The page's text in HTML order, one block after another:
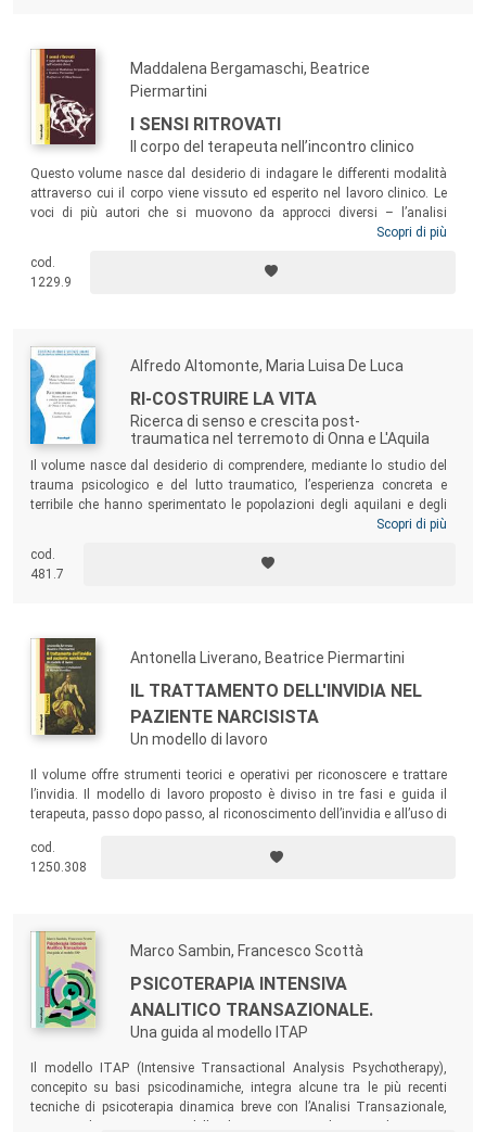
Maddalena Bergamaschi, Beatrice
Piermartini
I SENSI RITROVATI
Il corpo del terapeuta nell’incontro clinico
Questo volume nasce dal desiderio di indagare le differenti modalità
attraverso cui il corpo viene vissuto ed esperito nel lavoro clinico. Le
voci di più autori che si muovono da approcci diversi – l’analisi
transazionale, l’analisi immaginativa a orientamento psicodinamico,
psicocorporeo – contribuiscono a creare una ricchezza che si
ricongiunge nel mostrare come il corpo, prima
Scopri di più
cod.
1229.9
Alfredo Altomonte, Maria Luisa De Luca
RI-COSTRUIRE LA VITA
Ricerca di senso e crescita post-
traumatica nel terremoto di Onna e L'Aquila
Il volume nasce dal desiderio di comprendere, mediante lo studio del
trauma psicologico e del lutto traumatico, l’esperienza concreta e
terribile che hanno sperimentato le popolazioni degli aquilani e degli
onnesi colpite dal sisma del 6 aprile 2009. Un libro che nasce da un
insegnare a tutti come si possa vivere ogni dimensione con la dignità
di chi non vuole essere ingannato nella sua essenza e nella sua
Scopri di più
cod.
481.7
Antonella Liverano, Beatrice Piermartini
IL TRATTAMENTO DELL'INVIDIA NEL
PAZIENTE NARCISISTA
Un modello di lavoro
Il volume offre strumenti teorici e operativi per riconoscere e trattare
l’invidia. Il modello di lavoro proposto è diviso in tre fasi e guida il
terapeuta, passo dopo passo, al riconoscimento dell’invidia e all’uso di
cod.
1250.308
Marco Sambin, Francesco Scottà
PSICOTERAPIA INTENSIVA
ANALITICO TRANSAZIONALE.
Una guida al modello ITAP
Il modello ITAP (Intensive Transactional Analysis Psychotherapy),
concepito su basi psicodinamiche, integra alcune tra le più recenti
tecniche di psicoterapia dinamica breve con l’Analisi Transazionale,